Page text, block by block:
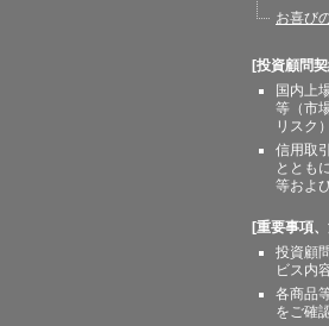
お喜び
[投資顧問
国内上
等（市
リスク
信用取
ととも
等およ
[重要事項
投資顧
ビス内
各商品
をご確